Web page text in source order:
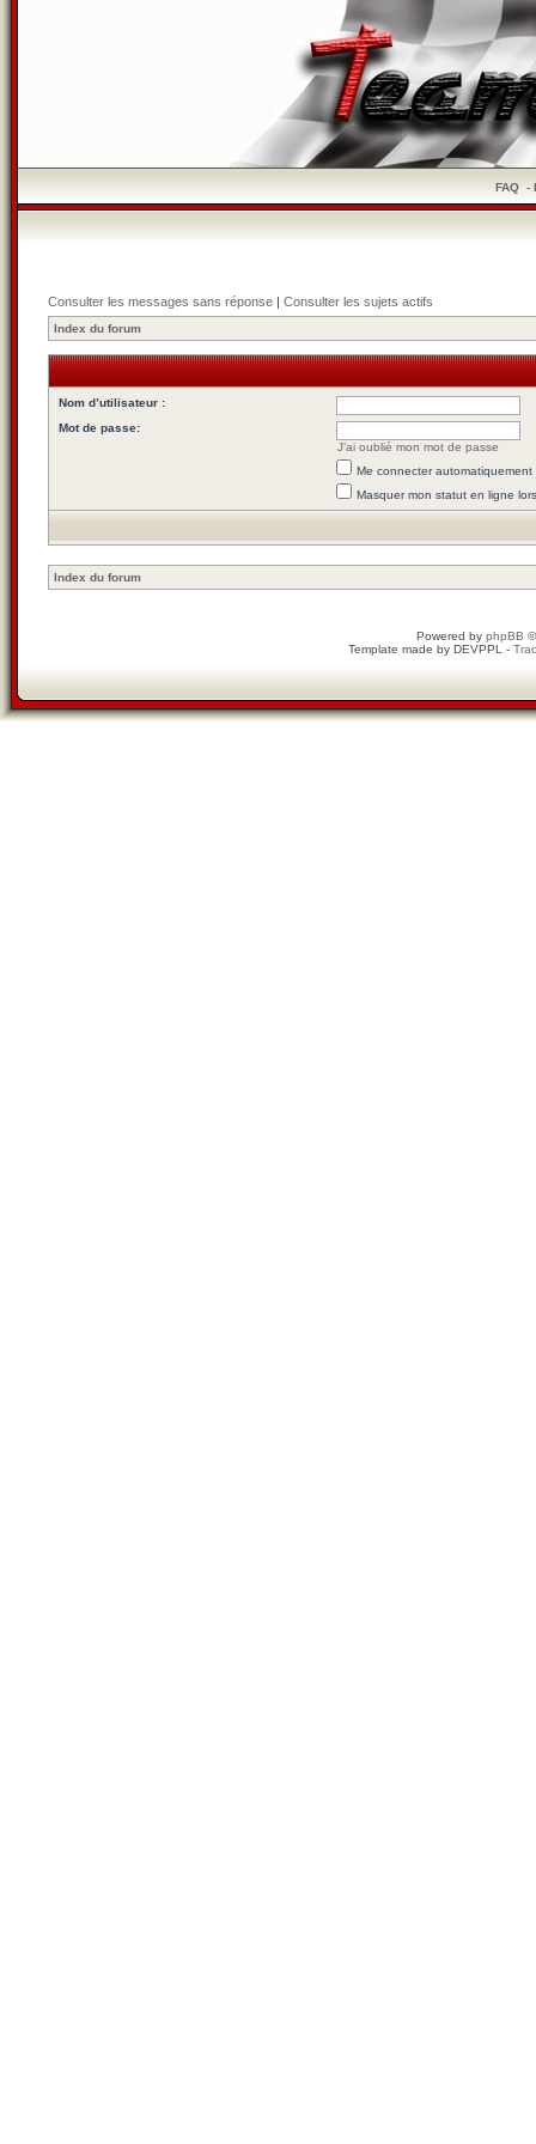
FAQ-
Consulter les messages sans réponse | Consulter les sujets actifs
Index du forum
Nom d’utilisateur :
Mot de passe:
J’ai oublié mon mot de passe
Me connecter
Masquer mon statut en ligne
Index du forum
Powered by phpBB
Template made by DEVPPL -